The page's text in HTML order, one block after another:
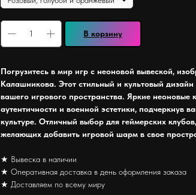
В корзину
Погрузитесь в мир игр с неоновой вывеской,
Калашникова. Этот стильный и культовый
вашего игрового пространства. Яркие неоновые
аутентичности и военной эстетики, подчеркнув
культуре. Отличный выбор для геймерских
желающих добавить игровой шарм в свое
★ Вывеска в наличии
★ Оперативная доставка в день оформления заказа
★ Доставляем по всему миру